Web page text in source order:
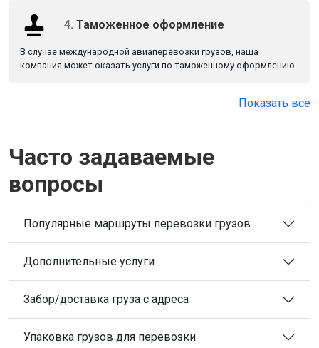
4. Таможенное оформление
В случае международной авиаперевозки грузов, наша
компания может оказать услуги по таможенному оформлению.
Показать все
Часто задаваемые
вопросы
Популярные маршруты перевозки грузов
Дополнительные услуги
Забор/доставка груза с адреса
Упаковка грузов для перевозки